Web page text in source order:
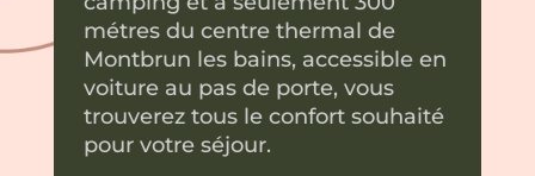
métres du centre thermal de
Montbrun les bains, accessible en
voiture au pas de porte, vous
trouverez tous le confort souhaité
pour votre séjour.